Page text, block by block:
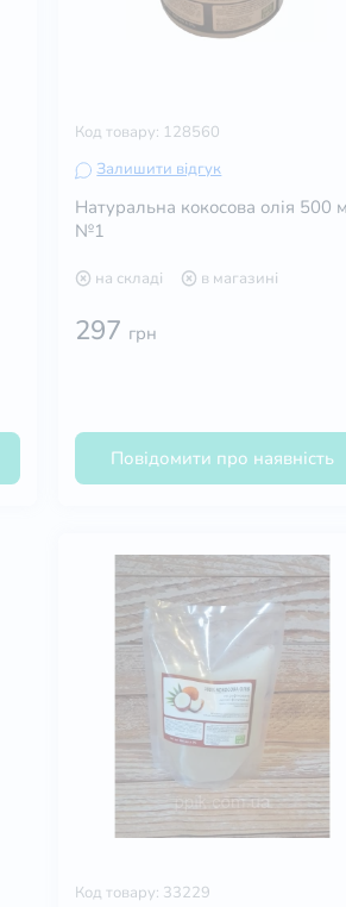
Код товару: 128560
Залишити відгук
Натуральна кокосова олія 500
№1
на складі в магазині
297 грн
Повідомити про наявність
Код товару: 33229